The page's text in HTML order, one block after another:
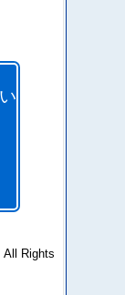
All Rights